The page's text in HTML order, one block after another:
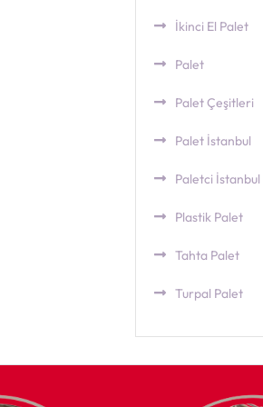
İkinci El Palet
Palet
Palet Çeşitleri
Palet İstanbul
Paletci İstanbul
Plastik Palet
Tahta Palet
Turpal Palet